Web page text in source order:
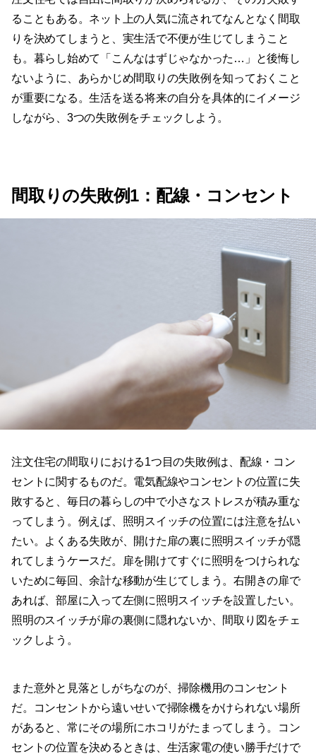
ることもある。ネット上の人気に流されてなんとなく間取
りを決めてしまうと、実生活で不便が生じてしまうこと
も。暮らし始めて「こんなはずじゃなかった…」と後悔し
ないように、あらかじめ間取りの失敗例を知っておくこと
が重要になる。生活を送る将来の自分を具体的にイメージ
しながら、3つの失敗例をチェックしよう。
間取りの失敗例1：配線・コンセント
注文住宅の間取りにおける1つ目の失敗例は、配線・コン
セントに関するものだ。電気配線やコンセントの位置に失
敗すると、毎日の暮らしの中で小さなストレスが積み重な
ってしまう。例えば、照明スイッチの位置には注意を払い
たい。よくある失敗が、開けた扉の裏に照明スイッチが隠
れてしまうケースだ。扉を開けてすぐに照明をつけられな
いために毎回、余計な移動が生じてしまう。右開きの扉で
あれば、部屋に入って左側に照明スイッチを設置したい。
照明のスイッチが扉の裏側に隠れないか、間取り図をチェ
ックしよう。
また意外と見落としがちなのが、掃除機用のコンセント
だ。コンセントから遠いせいで掃除機をかけられない場所
があると、常にその場所にホコリがたまってしまう。コン
セントの位置を決めるときは、生活家電の使い勝手だけで